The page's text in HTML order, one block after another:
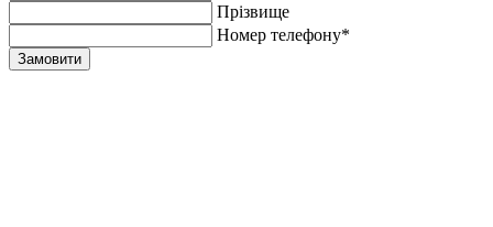
Прiзвище
Номер телефону*